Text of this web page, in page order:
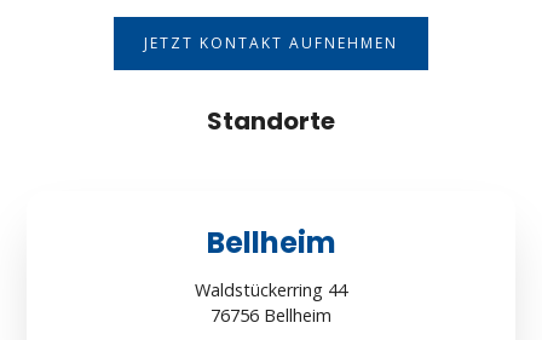
JETZT KONTAKT AUFNEHMEN
Standorte
Bellheim
Waldstückerring 44
76756 Bellheim